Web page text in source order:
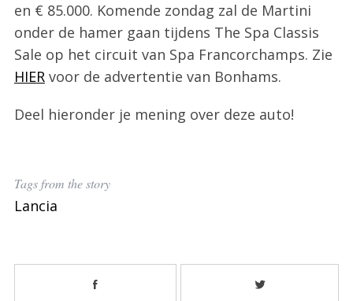
en € 85.000. Komende zondag zal de Martini
onder de hamer gaan tijdens The Spa Classis
Sale op het circuit van Spa Francorchamps. Zie
HIERvoor de advertentie van Bonhams.
Deel hieronder je mening over deze auto!
Tags from the story
Lancia